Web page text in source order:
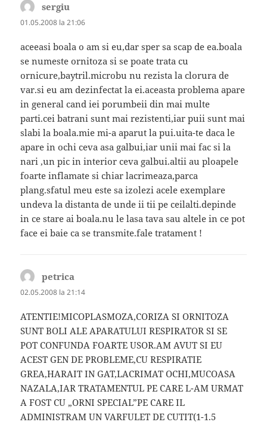
sergiu
01.05.2008 la 21:06
aceeasi boala o am si eu,dar sper sa scap de ea.boala
se numeste ornitoza si se poate trata cu
ornicure,baytril.microbu nu rezista la clorura de
var.si eu am dezinfectat la ei.aceasta problema apare
in general cand iei porumbeii din mai multe
parti.cei batrani sunt mai rezistenti,iar puii sunt mai
slabi la boala.mie mi-a aparut la pui.uita-te daca le
apare in ochi ceva asa galbui,iar unii mai fac si la
nari ,un pic in interior ceva galbui.altii au ploapele
foarte inflamate si chiar lacrimeaza,parca
plang.sfatul meu este sa izolezi acele exemplare
undeva la distanta de unde ii tii pe ceilalti.depinde
in ce stare ai boala.nu le lasa tava sau altele in ce pot
face ei baie ca se transmite.fale tratament !
petrica
02.05.2008 la 21:14
ATENTIE!MICOPLASMOZA,CORIZA SI ORNITOZA
SUNT BOLI ALE APARATULUI RESPIRATOR SI SE
POT CONFUNDA FOARTE USOR.AM AVUT SI EU
ACEST GEN DE PROBLEME,CU RESPIRATIE
GREA,HARAIT IN GAT,LACRIMAT OCHI,MUCOASA
NAZALA,IAR TRATAMENTUL PE CARE L-AM URMAT
A FOST CU „ORNI SPECIAL”PE CARE IL
ADMINISTRAM UN VARFULET DE CUTIT(1-1.5